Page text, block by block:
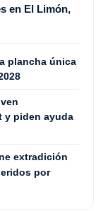
en El Limón,
plancha única
y piden ayuda
extradición
por